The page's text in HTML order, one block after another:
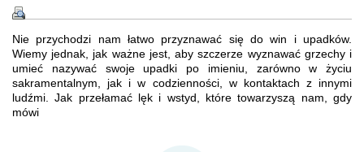
Nie przychodzi nam łatwo przyznawać się do win i upadków.
Wiemy jednak, jak ważne jest, aby szczerze wyznawać grzechy i
umieć nazywać swoje upadki po imieniu, zarówno w życiu
sakramentalnym, jak i w codzienności, w kontaktach z innymi
ludźmi. Jak przełamać lęk i wstyd, które towarzyszą nam, gdy
mówi